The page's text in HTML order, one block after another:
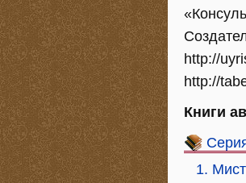
http://
http://
Книги
1.